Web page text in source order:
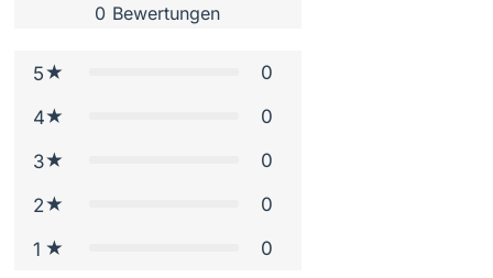
0 Bewertungen
5 0
4 0
3 0
2 0
1 0